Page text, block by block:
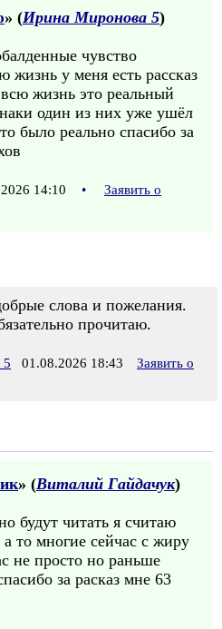
» (Ирина Миронова 5)
чувство
жизнь у меня есть рассказ
жизнь это реальный
один из них уже ушёл
было реально спасибо за
14:10 •
Заявить о
слова и пожелания.
прочитаю.
5 01.08.2026 18:43
Заявить о
» (Виталий Гайдачук)
будут читать я считаю
то многие сейчас с жиру
не просто но раньше
за расказ мне 63